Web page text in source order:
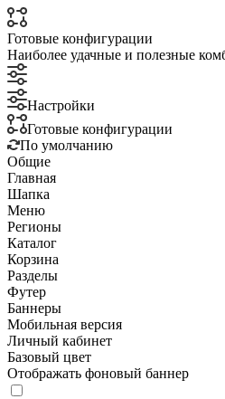
Готовые конфигурации
Наиболее удачные и полезные
Настройки
Готовые конфигурации
По умолчанию
Общие
Главная
Шапка
Меню
Регионы
Каталог
Корзина
Разделы
Футер
Баннеры
Мобильная версия
Личный кабинет
Базовый цвет
Отображать фоновый баннер